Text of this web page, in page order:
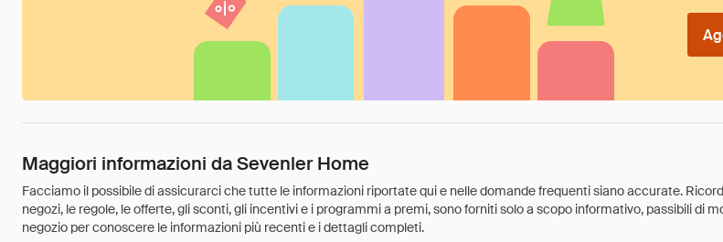
Maggiori informazioni da Sevenler Home
Facciamo il possibile di assicurarci che tutte le informazioni riportate qui e nelle domande frequenti siano accurate.
negozi, le regole, le offerte, gli sconti, gli incentivi e i programmi a premi, sono forniti solo a scopo informativo, passibili di
negozio per conoscere le informazioni più recenti e i dettagli completi.